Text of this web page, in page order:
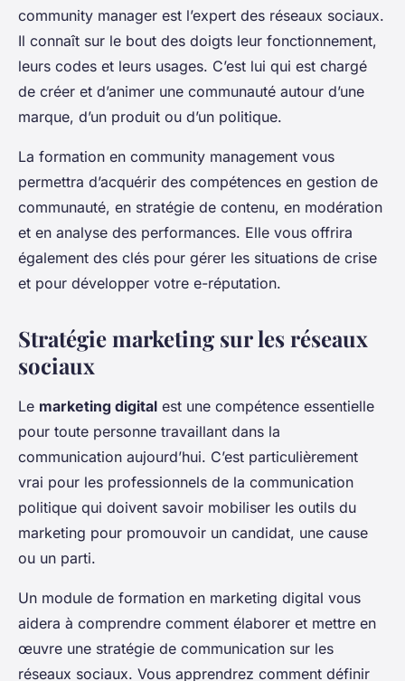
community manager est l’expert des réseaux sociaux.
Il connaît sur le bout des doigts leur fonctionnement,
leurs codes et leurs usages. C’est lui qui est chargé
de créer et d’animer une communauté autour d’une
marque, d’un produit ou d’un politique.
La formation en community management vous
permettra d’acquérir des compétences en gestion de
communauté, en stratégie de contenu, en modération
et en analyse des performances. Elle vous offrira
également des clés pour gérer les situations de crise
et pour développer votre e-réputation.
Stratégie marketing sur les réseaux
sociaux
Le marketing digital est une compétence essentielle
pour toute personne travaillant dans la
communication aujourd’hui. C’est particulièrement
vrai pour les professionnels de la communication
politique qui doivent savoir mobiliser les outils du
marketing pour promouvoir un candidat, une cause
ou un parti.
Un module de formation en marketing digital vous
aidera à comprendre comment élaborer et mettre en
œuvre une stratégie de communication sur les
réseaux sociaux. Vous apprendrez comment définir